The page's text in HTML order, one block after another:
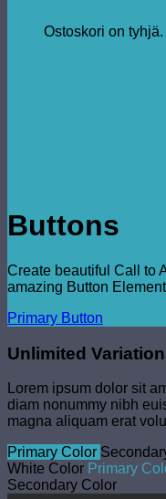
Ostoskori on tyhjä.
Buttons
Create beautiful Call to
amazing Button Element
Primary Button
Unlimited
Lorem ipsum dolor sit
diam nonummy nibh
magna aliquam erat
Primary Color
White Color Primary
Secondary Color